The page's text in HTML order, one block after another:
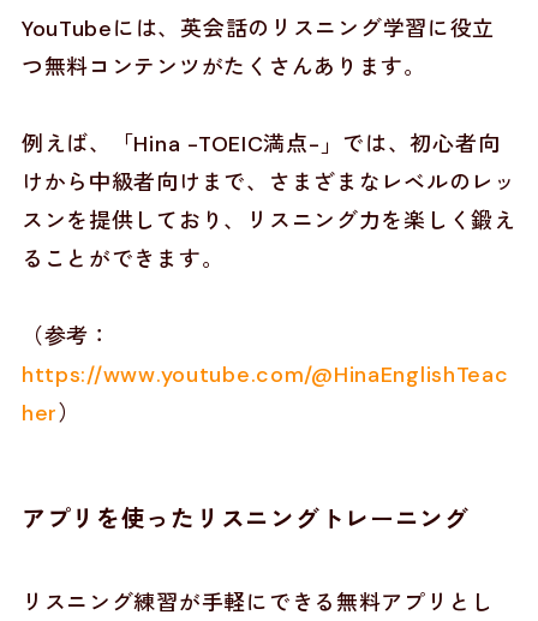
YouTubeには、英会話のリスニング学習に役立
つ無料コンテンツがたくさんあります。
例えば、「Hina -TOEIC満点-」では、初心者向
けから中級者向けまで、さまざまなレベルのレッ
スンを提供しており、リスニング力を楽しく鍛え
ることができます。
（参考：
https://www.youtube.com/@HinaEnglishTeac
her）
アプリを使ったリスニングトレーニング
リスニング練習が手軽にできる無料アプリとし